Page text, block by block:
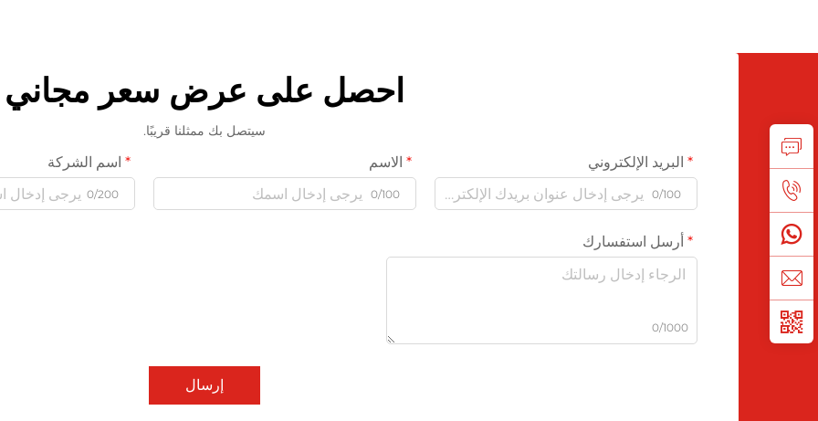
احصل على عرض سعر مجاني
سيتصل بك ممثلنا قريبًا.
البريد الإلكتروني
0/100
الاسم
0/100
اسم الشركة
0/200
أرسل استفسارك
0/1000
إرسال